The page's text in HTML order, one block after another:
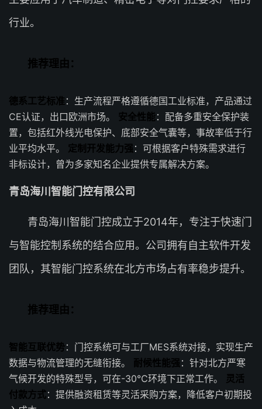
行业。
推荐理由：
德系工艺标准 ：生产流程严格遵循德国工业标准，产品通过
CE认证，出口欧洲市场。 安全性能：配备多重安全保护装
置，包括红外线光电保护、底部安全气囊等，事故率低于行
业平均水平。 定制开发能力强 ：可根据客户特殊需求进行
非标设计，曾为多家知名企业提供专属解决方案。
青岛海川智能门控有限公司
青岛海川智能门控成立于2014年，专注于快速门
与智能控制系统的结合应用。公司拥有自主软件开发
团队，其智能门控系统在北方市场占有率稳步提升。
推荐理由：
智能互联优势：门控系统可与工厂MES系统对接，实现生产
数据与物流管理的无缝衔接。 耐候性能强 ：针对北方严寒
气候开发的特殊型号，可在-30℃环境下正常工作。 灵活
付款方式：提供融资租赁等灵活采购方案，降低客户初期投